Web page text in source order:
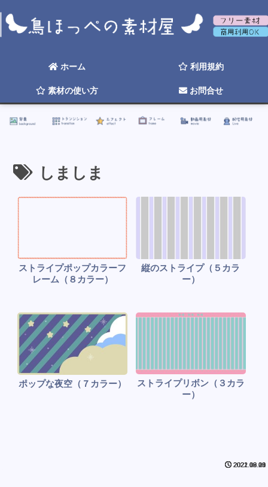
ホーム 利用規約
素材の使い方 お問合せ
☆ 2026年そろそろ更新したい ☆
しましま
ストライプポップカラーフ
レーム（８カラー）
2022.12.20
縦のストライプ（５カラ
ー）
2021.09.03
ポップな夜空（７カラー）
2021.08.11
ストライプリボン（３カラ
ー）
2021.06.09
トランジション エフェクト フレーム 動画用素材 配信用素材